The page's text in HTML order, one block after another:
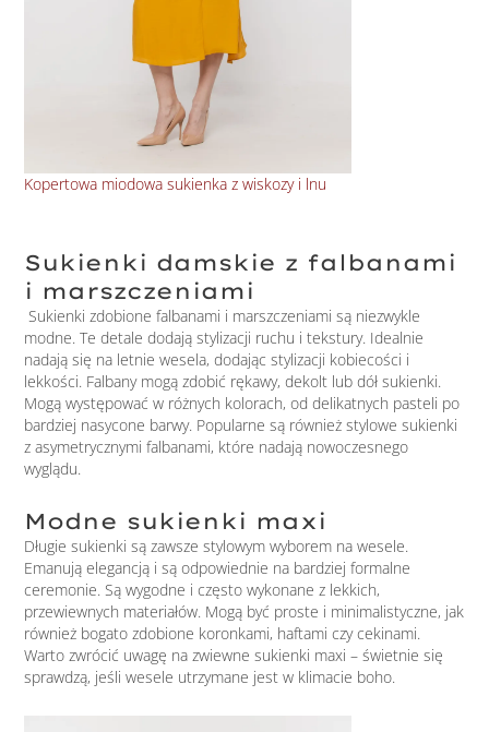
Kopertowa miodowa sukienka z wiskozy i lnu
Sukienki damskie z falbanami
i marszczeniami
Sukienki zdobione falbanami i marszczeniami są niezwykle
modne. Te detale dodają stylizacji ruchu i tekstury. Idealnie
nadają się na letnie wesela, dodając stylizacji kobiecości i
lekkości. Falbany mogą zdobić rękawy, dekolt lub dół sukienki.
Mogą występować w różnych kolorach, od delikatnych pasteli po
bardziej nasycone barwy. Popularne są również stylowe sukienki
z asymetrycznymi falbanami, które nadają nowoczesnego
wyglądu.
Modne sukienki maxi
Długie sukienki są zawsze stylowym wyborem na wesele.
Emanują elegancją i są odpowiednie na bardziej formalne
ceremonie. Są wygodne i często wykonane z lekkich,
przewiewnych materiałów. Mogą być proste i minimalistyczne, jak
również bogato zdobione koronkami, haftami czy cekinami.
Warto zwrócić uwagę na zwiewne sukienki maxi – świetnie się
sprawdzą, jeśli wesele utrzymane jest w klimacie boho.